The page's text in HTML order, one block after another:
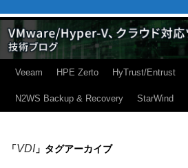
Veeam HPE Zerto HyTrust/Entrust
N2WS Backup & Recovery StarWind
「VDI 」タグアーカイブ